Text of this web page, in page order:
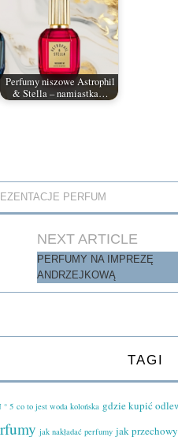
Perfumy niszowe Astrophil
& Stella – namiastka…
PERFUM
NEXT ARTICLE
PERFUMY NA IMPREZĘ
ANDRZEJKOWĄ
TAGI
° 5 co to jest woda kolońska gdzie kupić
jak nakładać perfumy jak